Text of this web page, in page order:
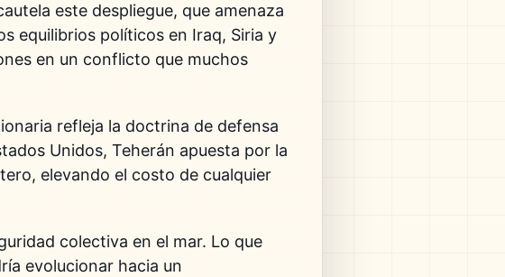
este despliegue, que amenaza
equilibrios políticos en Iraq, Siria y
en un conflicto que muchos
refleja la doctrina de defensa
Unidos, Teherán apuesta por la
elevando el costo de cualquier
colectiva en el mar. Lo que
evolucionar hacia un